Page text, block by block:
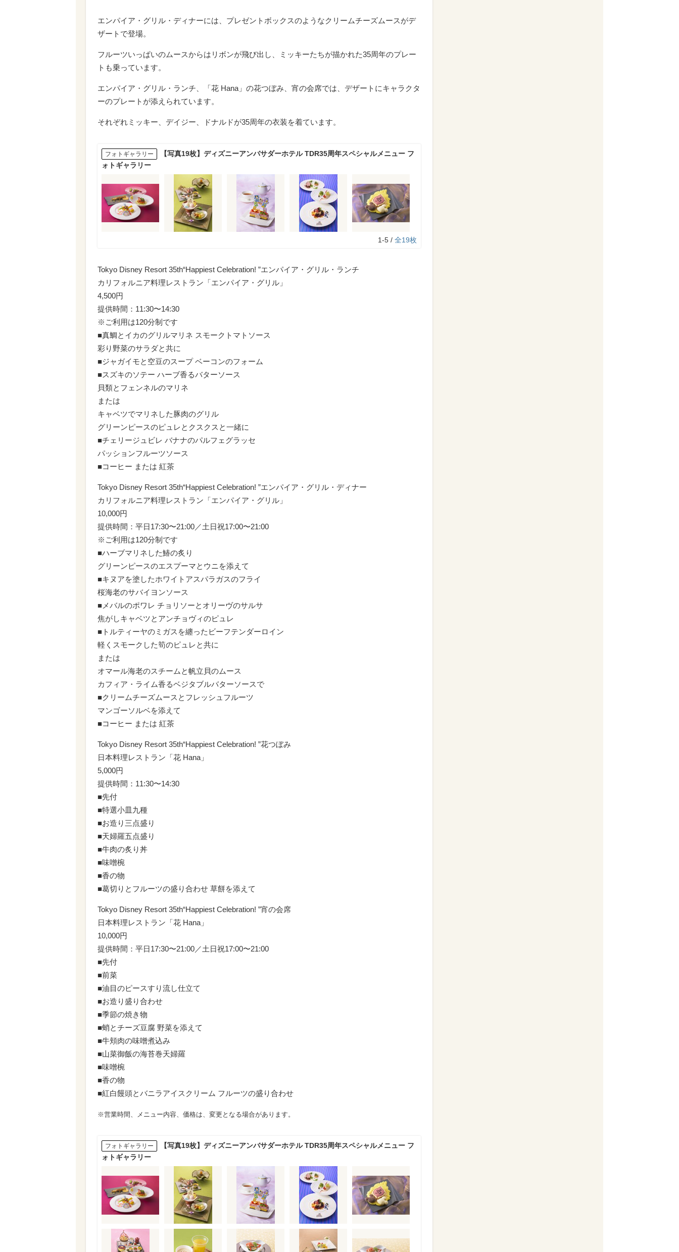
エンパイア・グリル・ディナーには、プレゼントボックスのようなクリームチーズムースがデ
ザートで登場。
フルーツいっぱいのムースからはリボンが飛び出し、ミッキーたちが描かれた35周年のプレー
トも乗っています。
エンパイア・グリル・ランチ、「花 Hana」の花つぼみ、宵の会席では、デザートにキャラクタ
ーのプレートが添えられています。
それぞれミッキー、デイジー、ドナルドが35周年の衣装を着ています。
フォトギャラリー
【写真19枚】ディズニーアンバサダーホテル TDR35周年スペシャルメニュー フ
ォトギャラリー
1-5 / 全19枚
Tokyo Disney Resort 35th“Happiest Celebration! ”エンパイア・グリル・ランチ
カリフォルニア料理レストラン「エンパイア・グリル」
4,500円
提供時間：11:30〜14:30
※ご利用は120分制です
■真鯛とイカのグリルマリネ スモークトマトソース
彩り野菜のサラダと共に
■ジャガイモと空豆のスープ ベーコンのフォーム
■スズキのソテー ハーブ香るバターソース
貝類とフェンネルのマリネ
または
キャベツでマリネした豚肉のグリル
グリーンピースのピュレとクスクスと一緒に
■チェリージュビレ バナナのパルフェグラッセ
パッションフルーツソース
■コーヒー または 紅茶
Tokyo Disney Resort 35th“Happiest Celebration! ”エンパイア・グリル・ディナー
カリフォルニア料理レストラン「エンパイア・グリル」
10,000円
提供時間：平日17:30〜21:00／土日祝17:00〜21:00
※ご利用は120分制です
■ハーブマリネした鰆の炙り
グリーンピースのエスプーマとウニを添えて
■キヌアを塗したホワイトアスパラガスのフライ
桜海老のサバイヨンソース
■メバルのポワレ チョリソーとオリーヴのサルサ
焦がしキャベツとアンチョヴィのピュレ
■トルティーヤのミガスを纏ったビーフテンダーロイン
軽くスモークした筍のピュレと共に
または
オマール海老のスチームと帆立貝のムース
カフィア・ライム香るベジタブルバターソースで
■クリームチーズムースとフレッシュフルーツ
マンゴーソルベを添えて
■コーヒー または 紅茶
Tokyo Disney Resort 35th“Happiest Celebration! ”花つぼみ
日本料理レストラン「花 Hana」
5,000円
提供時間：11:30〜14:30
■先付
■特選小皿九種
■お造り三点盛り
■天婦羅五点盛り
■牛肉の炙り丼
■味噌椀
■香の物
■葛切りとフルーツの盛り合わせ 草餅を添えて
Tokyo Disney Resort 35th“Happiest Celebration! ”宵の会席
日本料理レストラン「花 Hana」
10,000円
提供時間：平日17:30〜21:00／土日祝17:00〜21:00
■先付
■前菜
■油目のピースすり流し仕立て
■お造り盛り合わせ
■季節の焼き物
■蛸とチーズ豆腐 野菜を添えて
■牛頬肉の味噌煮込み
■山菜御飯の海苔巻天婦羅
■味噌椀
■香の物
■紅白饅頭とバニラアイスクリーム フルーツの盛り合わせ
※営業時間、メニュー内容、価格は、変更となる場合があります。
フォトギャラリー
【写真19枚】ディズニーアンバサダーホテル TDR35周年スペシャルメニュー フ
ォトギャラリー